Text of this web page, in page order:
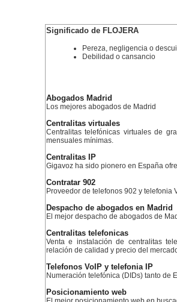
Significado de FLOJERA
Pereza, negligencia o
Debilidad o cansancio
Abogados Madrid
Los mejores abogados de Madrid
Centralitas virtuales
Centralitas telefónicas virtuales de
mensuales mínimas.
Centralitas IP
Gigavoz ha sido pionero en España
Contratar 902
Proveedor de telefonos 902 y telefonia
Despacho de abogados en Madrid
El mejor despacho de abogados de
Centralitas telefonicas
Venta e instalación de centralitas
relación de calidad y precio del
Telefonos VoIP y telefonia IP
Numeración telefónica (DIDs) tanto de
Posicionamiento web